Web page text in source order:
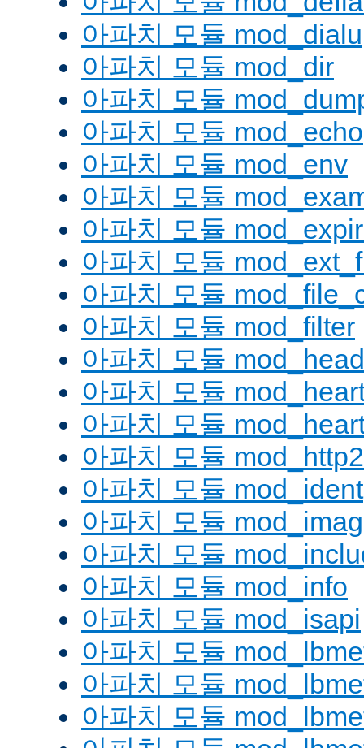
아파치 모듈
아파치 모듈 mod_dir
아파치 모듈
아파치 모듈 mod_echo
아파치 모듈 mod_env
아파치 모듈
아파치 모듈
아파치 모듈
아파치 모듈
아파치 모듈 mod_filter
아파치 모듈
아파치 모듈
아파치 모듈
아파치 모듈 mod_http2
아파치 모듈 mod_ident
아파치 모듈
아파치 모듈
아파치 모듈 mod_info
아파치 모듈 mod_isapi
아파치 모듈
아파치 모듈
아파치 모듈